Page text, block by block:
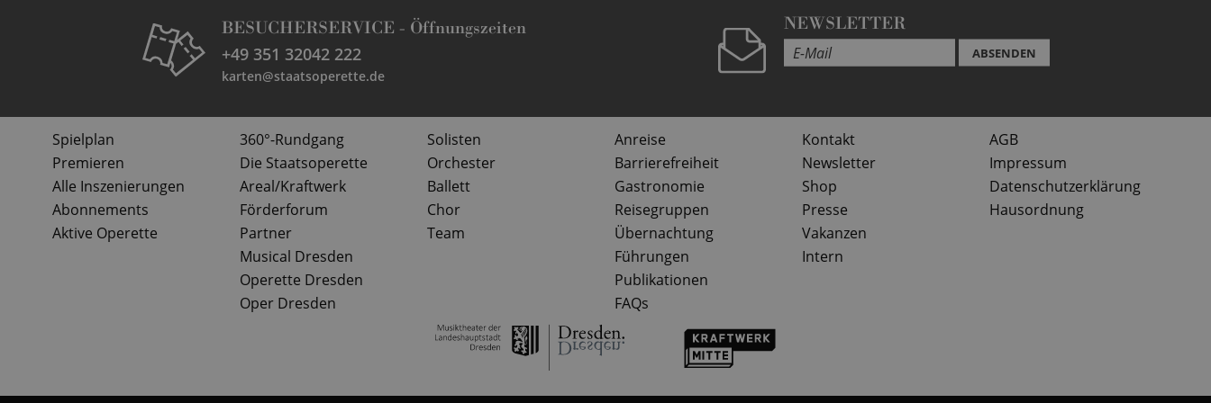
BESUCHERSERVICE - Öffnungszeiten
+49 351 32042 222
karten@staatsoperette.de
NEWSLETTER
ABSENDEN
Spielplan
Premieren
Alle Inszenierungen
Abonnements
Aktive Operette
360°-Rundgang
Die Staatsoperette
Areal/Kraftwerk
Förderforum
Partner
Musical Dresden
Operette Dresden
Oper Dresden
Solisten
Orchester
Ballett
Chor
Team
Anreise
Barrierefreiheit
Gastronomie
Reisegruppen
Übernachtung
Führungen
Publikationen
FAQs
Kontakt
Newsletter
Shop
Presse
Vakanzen
Intern
AGB
Impressum
Datenschutzerklärung
Hausordnung